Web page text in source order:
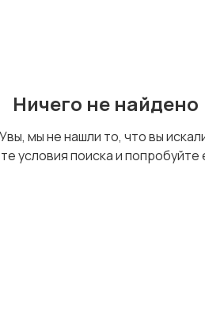
Ничего не найдено
Увы, мы не нашли то, что вы
условия поиска и попробуйте